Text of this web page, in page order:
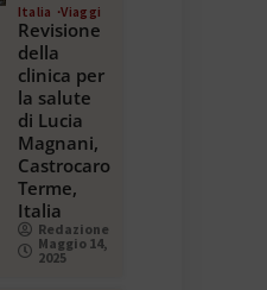
Italia Viaggi
Revisione
della
clinica per
la salute
di Lucia
Magnani,
Castrocaro
Terme,
Italia
Redazione
Maggio 14,
2025